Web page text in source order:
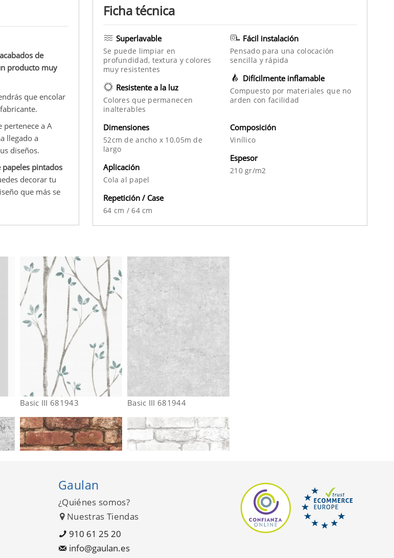
de
producto muy
que encolar
pertenece a A
llegado a
diseños.
pintados
decorar tu
que más se
Ficha técnica
Superlavable
Se puede limpiar en
profundidad, textura y colores
muy resistentes
Resistente a la luz
Colores que permanecen
inalterables
Fácil instalación
Pensado para una colocación
sencilla y rápida
Difícilmente inflamable
Compuesto por materiales que no
arden con facilidad
Dimensiones
52cm de ancho x 10.05m de
largo
Aplicación
Cola al papel
Repetición / Case
64 cm /64 cm
Composición
Vinílico
Espesor
210 gr/m2
Basic III 681943 Basic III 681944
Gaulan
¿Quiénes somos?
Nuestras Tiendas
910 61 25 20
info@gaulan.es